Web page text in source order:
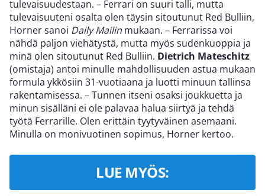
tulevaisuudestaan. – Ferrari on suuri talli, mutta
tulevaisuuteni osalta olen täysin sitoutunut Red Bulliin,
Horner sanoi Daily Mailin mukaan. – Ferrarissa voi
nähdä paljon viehätystä, mutta myös sudenkuoppia ja
minä olen sitoutunut Red Bulliin. Dietrich Mateschitz
(omistaja) antoi minulle mahdollisuuden astua mukaan
formula ykkösiin 31-vuotiaana ja luotti minuun tallinsa
rakentamisessa. – Tunnen itseni osaksi joukkuetta ja
minun sisälläni ei ole palavaa halua siirtyä ja tehdä
työtä Ferrarille. Olen erittäin tyytyväinen asemaani.
Minulla on monivuotinen sopimus, Horner kertoo.
LUE MYÖS: